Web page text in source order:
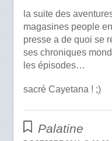
la suite des
magasines people
presse a de quoi se
ses chroniques
les épisodes…
sacré Cayetana ! ;)
Palatine